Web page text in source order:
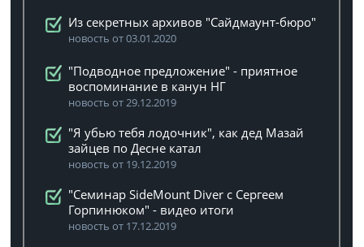
Из секретных архивов "Сайдмаунт-бюро"
новость от 03.01.2020
"Подводное предложение" - приятное
воспоминание в канун НГ
новость от 29.12.2019
"Я убью тебя лодочник", как дед Мазай
зайцев по Десне катал
новость от 19.12.2019
"Семинар SideMount Diver с Сергеем
Горпинюком" - видео итоги
новость от 17.12.2019